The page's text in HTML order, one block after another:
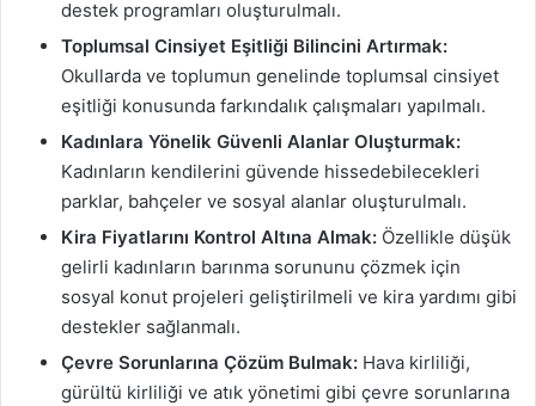
destek programları oluşturulmalı.
Toplumsal Cinsiyet Eşitliği Bilincini Artırmak:
Okullarda ve toplumun genelinde toplumsal cinsiyet
eşitliği konusunda farkındalık çalışmaları yapılmalı.
Kadınlara Yönelik Güvenli Alanlar Oluşturmak:
Kadınların kendilerini güvende hissedebilecekleri
parklar, bahçeler ve sosyal alanlar oluşturulmalı.
Kira Fiyatlarını Kontrol Altına Almak: Özellikle düşük
gelirli kadınların barınma sorununu çözmek için
sosyal konut projeleri geliştirilmeli ve kira yardımı gibi
destekler sağlanmalı.
Çevre Sorunlarına Çözüm Bulmak: Hava kirliliği,
gürültü kirliliği ve atık yönetimi gibi çevre sorunlarına